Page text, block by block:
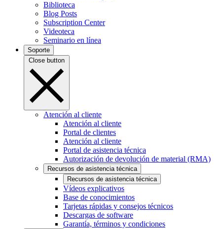
Biblioteca
Blog Posts
Subscription Center
Videoteca
Seminario en línea
Soporte
Close button
Atención al cliente
Atención al cliente
Portal de clientes
Atención al cliente
Portal de asistencia técnica
Autorización de devolución de material (RMA)
Recursos de asistencia técnica
Recursos de asistencia técnica
Vídeos explicativos
Base de conocimientos
Tarjetas rápidas y consejos técnicos
Descargas de software
Garantía, términos y condiciones